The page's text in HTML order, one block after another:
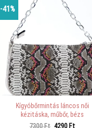
-41%
Kígyóbőrmintás láncos női
kézitáska, műbőr, bézs
7300Ft Original
4290 FtCurrent